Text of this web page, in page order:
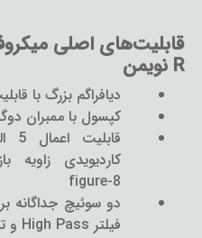
R نویمن
دیافراگم بزرگ با
کپسول با ممبران
کاردیویدی زاویه
figure-8
دو سوئیچ جداگانه
فیلتر High Pass و تضعیف 10 دسی بلی سیگنال